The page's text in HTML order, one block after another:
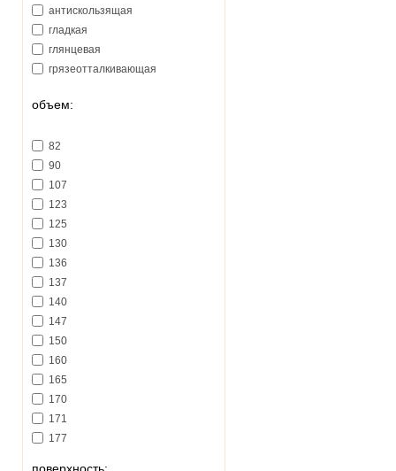
антискользящая
гладкая
глянцевая
грязеотталкивающая
объем:
82
90
107
123
125
130
136
137
140
147
150
160
165
170
171
177